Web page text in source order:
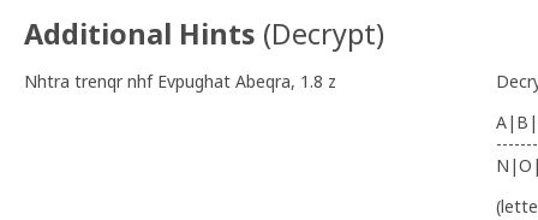
Additional Hints (Decrypt)
Nhtra trenqr nhf Evpughat Abeqra, 1.8 z